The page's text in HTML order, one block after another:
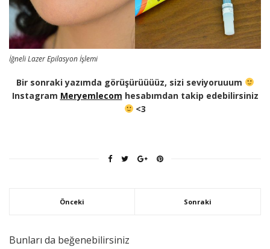
İğneli Lazer Epilasyon İşlemi
Bir sonraki yazımda görüşürüüüüz, sizi seviyoruuum
Instagram Meryemlecom hesabımdan takip edebilirsiniz
<3
Önceki Sonraki
Bunları da beğenebilirsiniz